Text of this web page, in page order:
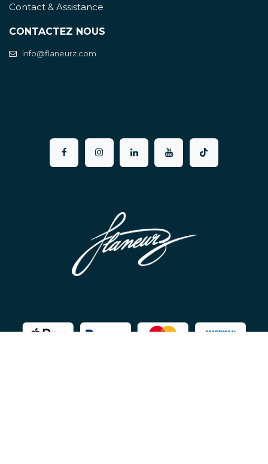
Contact & Assistance
CONTACTEZ NOUS
info@flaneurz.com